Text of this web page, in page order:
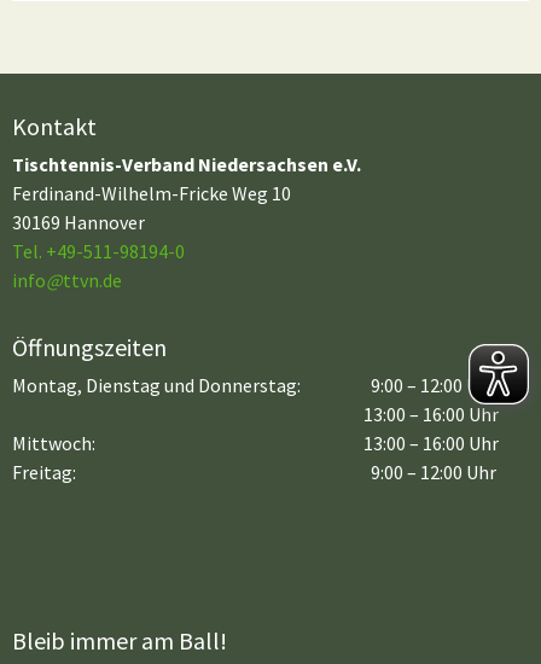
Kontakt
Tischtennis-Verband Niedersachsen e.V.
Ferdinand-Wilhelm-Fricke Weg 10
30169 Hannover
Tel. +49-511-98194-0
info@ttvn.de
Öffnungszeiten
Montag, Dienstag und Donnerstag:
9:00 – 12:00 Uhr
13:00 – 16:00 Uhr
Mittwoch:
Freitag:
13:00 – 16:00 Uhr
9:00 – 12:00 Uhr
Bleib immer am Ball!